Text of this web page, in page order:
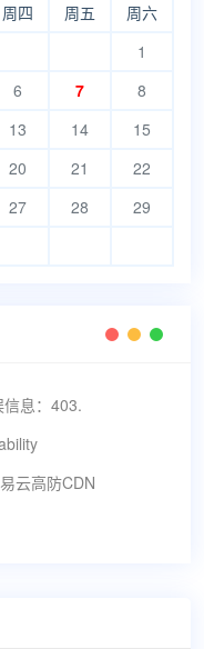
周四 周五
周六
1
6 7
8
13 14
15
20 21
22
27 28
29
信息：403.
云高防CDN